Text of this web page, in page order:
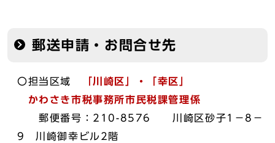
郵送申請・お問合せ先
〇担当区域
「川崎区」・「幸区」
かわさき市税事務所市民税課管理係
郵便番号：210-8576 川崎区砂子1－8－
9 川崎御幸ビル2階